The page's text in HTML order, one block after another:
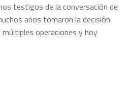
testigos de la conversación de
años tomaron la decisión
operaciones y hoy